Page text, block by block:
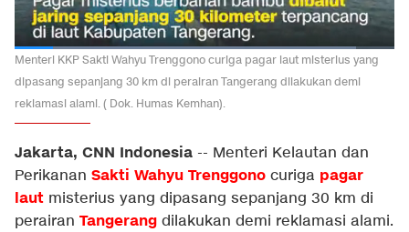
Menteri KKP Sakti Wahyu Trenggono curiga pagar laut misterius yang
dipasang sepanjang 30 km di perairan Tangerang dilakukan demi
reklamasi alami. ( Dok. Humas Kemhan).
Jakarta, CNN Indonesia -- Menteri Kelautan dan
Perikanan Sakti Wahyu Trenggono curiga pagar
laut misterius yang dipasang sepanjang 30 km di
perairan Tangerang dilakukan demi reklamasi alami.